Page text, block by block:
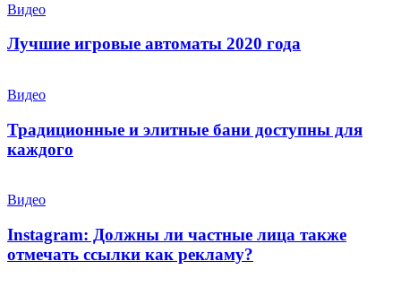
Видео
Лучшие игровые автоматы 2020 года
Видео
Традиционные и элитные бани доступны для
каждого
Видео
Instagram: Должны ли частные лица также
отмечать ссылки как рекламу?